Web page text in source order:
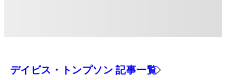
デイビス・トンプソン 記事一覧